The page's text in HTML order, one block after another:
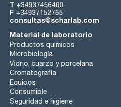
T +34937456400
F +34937152765
consultas@scharlab.com
Material de laboratorio
Productos químicos
Microbiología
Vidrio, cuarzo y porcelana
Cromatografía
Equipos
Consumible
Seguridad e higiene